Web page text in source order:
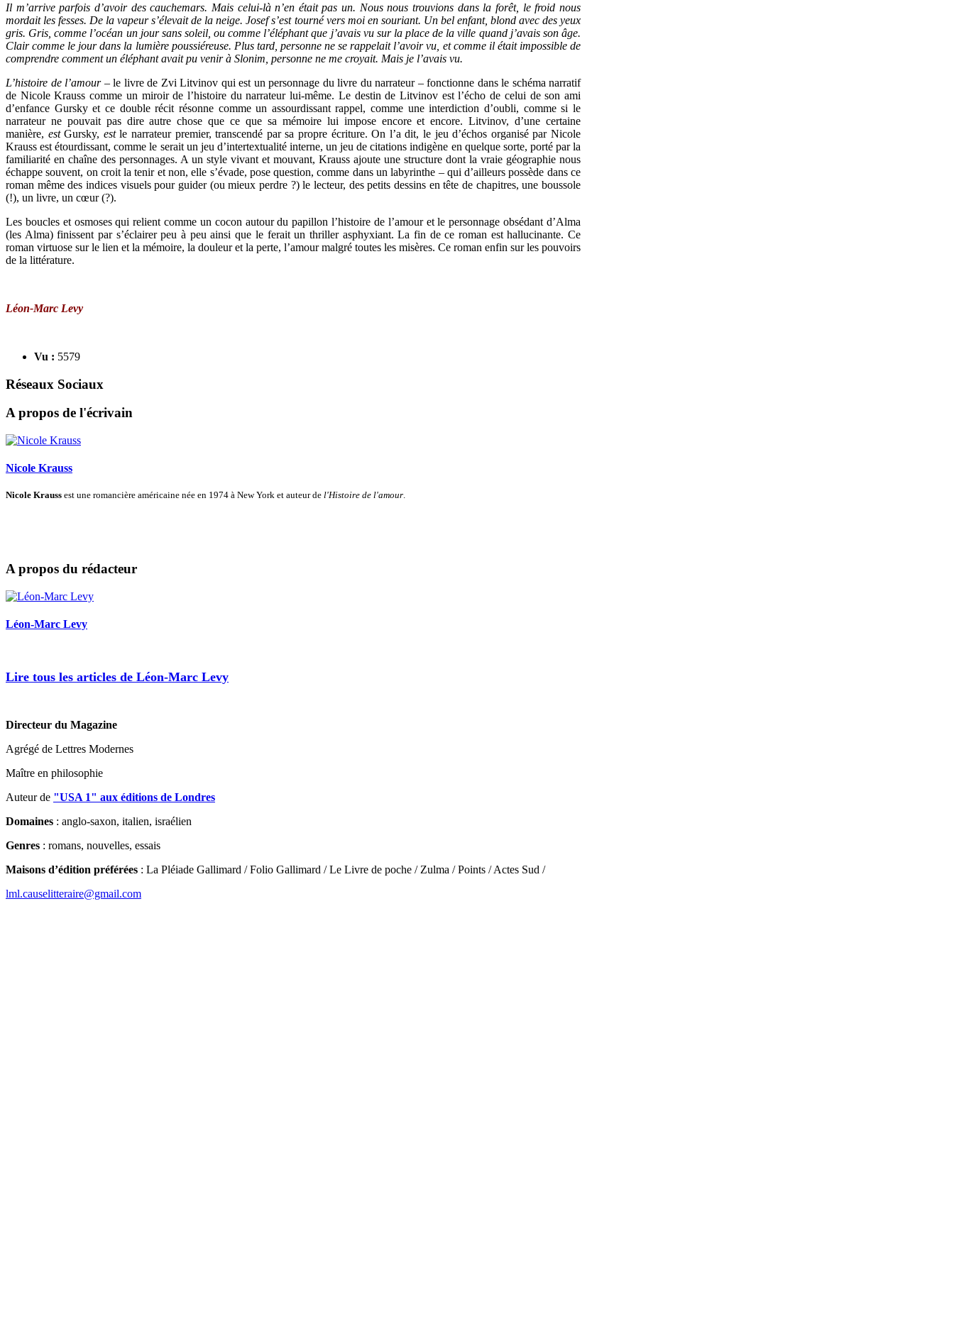
Il m’arrive parfois d’avoir des cauchemars. Mais celui-là n’en était pas un. Nous nous trouvions dans la forêt, le froid nous
mordait les fesses. De la vapeur s’élevait de la neige. Josef s’est tourné vers moi en souriant. Un bel enfant, blond avec des yeux
gris. Gris, comme l’océan un jour sans soleil, ou comme l’éléphant que j’avais vu sur la place de la ville quand j’avais son âge.
Clair comme le jour dans la lumière poussiéreuse. Plus tard, personne ne se rappelait l’avoir vu, et comme il était impossible de
comprendre comment un éléphant avait pu venir à Slonim, personne ne me croyait. Mais je l’avais vu.
L’histoire de l’amour– le livre de Zvi Litvinov qui est un personnage du livre du narrateur – fonctionne dans le schéma narratif
de Nicole Krauss comme un miroir de l’histoire du narrateur lui-même. Le destin de Litvinov est l’écho de celui de son ami
d’enfance Gursky et ce double récit résonne comme un assourdissant rappel, comme une interdiction d’oubli, comme si le
narrateur ne pouvait pas dire autre chose que ce que sa mémoire lui impose encore et encore. Litvinov, d’une certaine
manière, estGursky, estle narrateur premier, transcendé par sa propre écriture. On l’a dit, le jeu d’échos organisé par Nicole
Krauss est étourdissant, comme le serait un jeu d’intertextualité interne, un jeu de citations indigène en quelque sorte, porté par la
familiarité en chaîne des personnages. A un style vivant et mouvant, Krauss ajoute une structure dont la vraie géographie nous
échappe souvent, on croit la tenir et non, elle s’évade, pose question, comme dans un labyrinthe – qui d’ailleurs possède dans ce
roman même des indices visuels pour guider (ou mieux perdre ?) le lecteur, des petits dessins en tête de chapitres, une boussole
(!), un livre, un cœur (?).
Les boucles et osmoses qui relient comme un cocon autour du papillon l’histoire de l’amour et le personnage obsédant d’Alma
(les Alma) finissent par s’éclairer peu à peu ainsi que le ferait un thriller asphyxiant. La fin de ce roman est hallucinante. Ce
roman virtuose sur le lien et la mémoire, la douleur et la perte, l’amour malgré toutes les misères. Ce roman enfin sur les pouvoirs
de la littérature.
Léon-Marc Levy
Vu : 5579
Réseaux Sociaux
A propos de l'écrivain
Nicole Krauss
Nicole Krauss est une romancière américaine née en 1974 à New York et auteur de l'Histoire de l'amour.
A propos du rédacteur
Léon-Marc Levy
Lire tous les articles de Léon-Marc Levy
Directeur du Magazine
Agrégé de Lettres Modernes
Maître en philosophie
Auteur de "USA 1" aux éditions de Londres
Domaines : anglo-saxon, italien, israélien
Genres : romans, nouvelles, essais
Maisons d’édition préférées : La Pléiade Gallimard / Folio Gallimard / Le Livre de poche / Zulma / Points / Actes Sud /
lml.causelitteraire@gmail.com